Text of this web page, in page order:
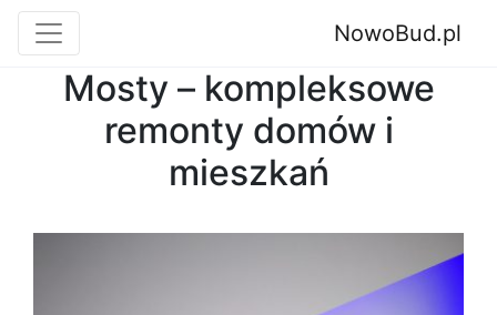
NowoBud.pl
Mosty – kompleksowe
remonty domów i
mieszkań